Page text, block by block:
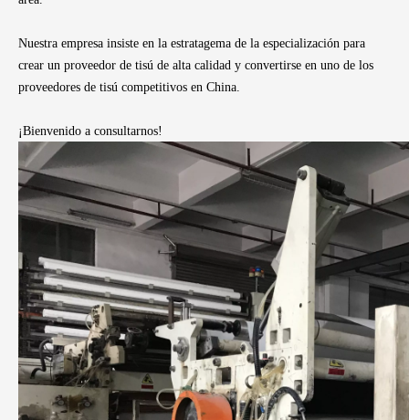
Nuestra empresa insiste en la estratagema de la especialización para
crear un proveedor de tisú de alta calidad y convertirse en uno de los
proveedores de tisú competitivos en China.
¡Bienvenido a consultarnos!